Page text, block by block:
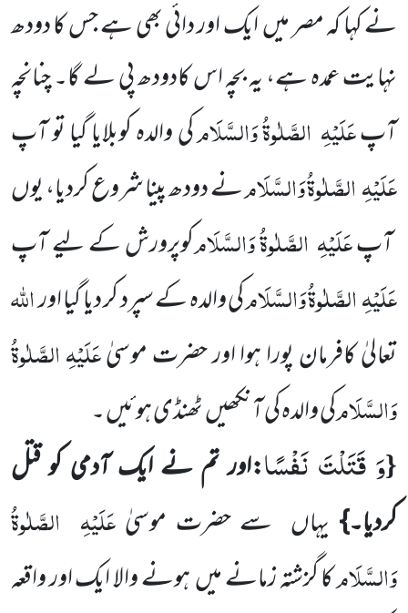
نے کہا کہ مصر میںایک اور دائی بھی ہے جس کا دودھ
نہایت عمدہ ہے، یہ بچہ اس کادودھ پی لے گا۔ چنانچہ
آپعَلَیْہِ الصَّلٰوۃُ وَالسَّلَامکی والدہ کوبلایا گیا تو آپ
عَلَیْہِالصَّلٰوۃُ وَالسَّلَامنے دودھ پینا شروع کردیا، یوں
آپعَلَیْہِ الصَّلٰوۃُ وَالسَّلَامکوپرورش کے لیے آپ
عَلَیْہِالصَّلٰوۃُ وَالسَّلَامکی والدہ کے سپرد کر دیا گیا اوراللہ
تعالیٰ کافرمان پورا ہوا اور حضرت موسیٰعَلَیْہِ الصَّلٰوۃُ
وَالسَّلَامکی والدہ کی آنکھیںٹھنڈی ہوئیں ۔
{وَ قَتَلْتَ نَفْسًا:اور تم نے ایک آدمی کو قتل
کردیا۔} یہاں سے حضرت موسیٰعَلَیْہِ الصَّلٰوۃُ
وَالسَّلَامکا گزشتہ زمانے میںہونےوالا ایک اور واقعہ